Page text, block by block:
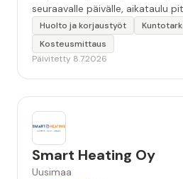
seuraavalle päivälle, aikataulu
kartoituksesta tuli vielä samana
selvitys. Työn kuvaus
Huolto ja korjaustyöt
Kosteusmittaus
Päivitetty 8.7.2026
Smart Heating Oy
Uusimaa